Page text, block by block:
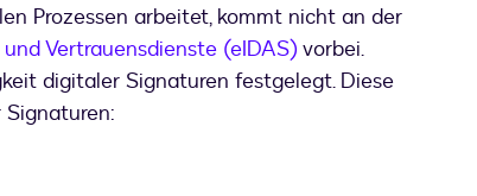
Prozessen arbeitet, kommt nicht an der
Vertrauensdienste (eIDAS) vorbei.
digitaler Signaturen festgelegt. Diese